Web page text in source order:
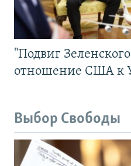
"Подвиг
отношение США к
Выбор Свободы